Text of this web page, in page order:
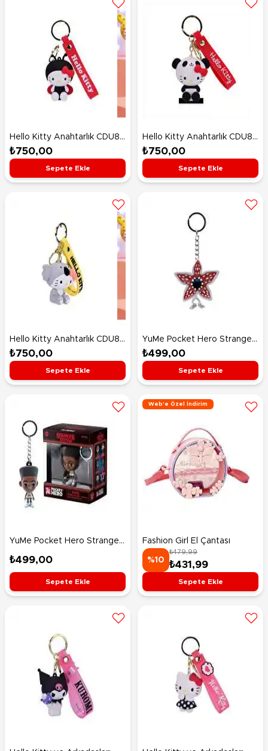
Hello Kitty Anahtarlık CDU8-
5 Ladybug
₺750,00
Sepete Ekle
Hello Kitty Anahtarlık CDU8-
5 Panda
₺750,00
Sepete Ekle
Hello Kitty Anahtarlık CDU8-
5 Koala
₺750,00
Sepete Ekle
YuMe Pocket Hero Stranger
Things Demogorgon
₺499,00
Sepete Ekle
YuMe Pocket Hero Stranger
Things Lucas
₺499,00
Sepete Ekle
Web'e Özel İndirim
Fashion Girl El Çantası
%10
₺479,99
₺431,99
Sepete Ekle